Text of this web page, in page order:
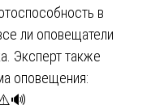
в
ли оповещатели
Эксперт также
оповещения:
⚠️🔊